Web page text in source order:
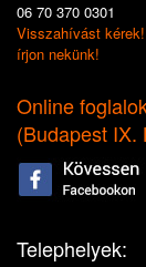
06 70 370 0301
Visszahívást kérek!
írjon nekünk!
Online
(Budapest IX.
Telephelyek: